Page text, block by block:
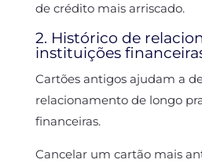
de crédito mais arriscado.
2. Histórico de
instituições
Cartões antigos ajudam a
relacionamento de longo
financeiras.
Cancelar um cartão mais